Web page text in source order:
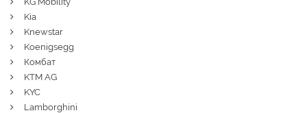
Kia
Knewstar
Koenigsegg
Комбат
KTM AG
KYC
Lamborghini